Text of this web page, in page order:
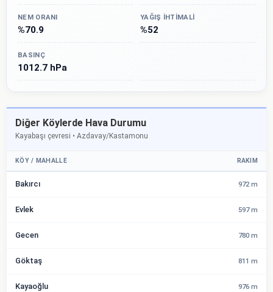
NEM ORANI
%70.9
YAĞIŞ İHTIMALI
%52
BASINÇ
1012.7 hPa
Diğer Köylerde Hava Durumu
Kayabaşı çevresi • Azdavay/Kastamonu
KÖY / MAHALLE RAKIM
Bakırcı 972 m
Evlek 597 m
Gecen 780 m
Göktaş 811 m
Kayaoğlu 976 m